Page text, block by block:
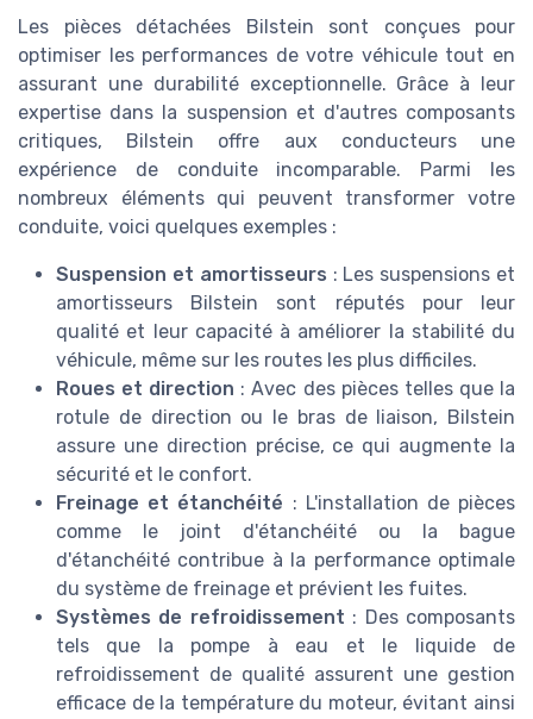
Les pièces détachées Bilstein sont conçues pour
optimiser les performances de votre véhicule tout en
assurant une durabilité exceptionnelle. Grâce à leur
expertise dans la suspension et d'autres composants
critiques, Bilstein offre aux conducteurs une
expérience de conduite incomparable. Parmi les
nombreux éléments qui peuvent transformer votre
conduite, voici quelques exemples :
Suspension et amortisseurs : Les suspensions et
amortisseurs Bilstein sont réputés pour leur
qualité et leur capacité à améliorer la stabilité du
véhicule, même sur les routes les plus difficiles.
Roues et direction : Avec des pièces telles que la
rotule de direction ou le bras de liaison, Bilstein
assure une direction précise, ce qui augmente la
sécurité et le confort.
Freinage et étanchéité : L'installation de pièces
comme le joint d'étanchéité ou la bague
d'étanchéité contribue à la performance optimale
du système de freinage et prévient les fuites.
Systèmes de refroidissement : Des composants
tels que la pompe à eau et le liquide de
refroidissement de qualité assurent une gestion
efficace de la température du moteur, évitant ainsi